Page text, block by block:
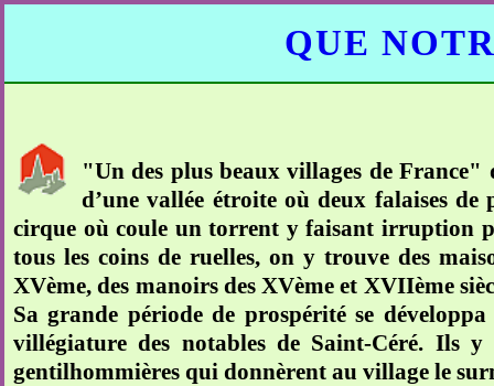
QUE
"Un des plus beaux villages de
d’une vallée étroite où deux falaises
cirque où coule un torrent y faisant irruption
tous les coins de ruelles, on y trouve des
XVème, des manoirs des XVème et XVIIème
Sa grande période de prospérité se
villégiature des notables de Saint-Céré. Ils
gentilhommières qui donnèrent au village le